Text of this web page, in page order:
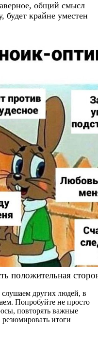
общий смысл
будет крайне уместен
положительная
других людей, в
Попробуйте не просто
повторять важные
итоги